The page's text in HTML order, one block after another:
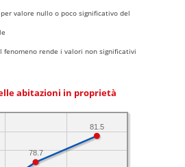
valore nullo o poco significativo del
fenomeno rende i valori non significativi
abitazioni in proprietà
81.5
78.7